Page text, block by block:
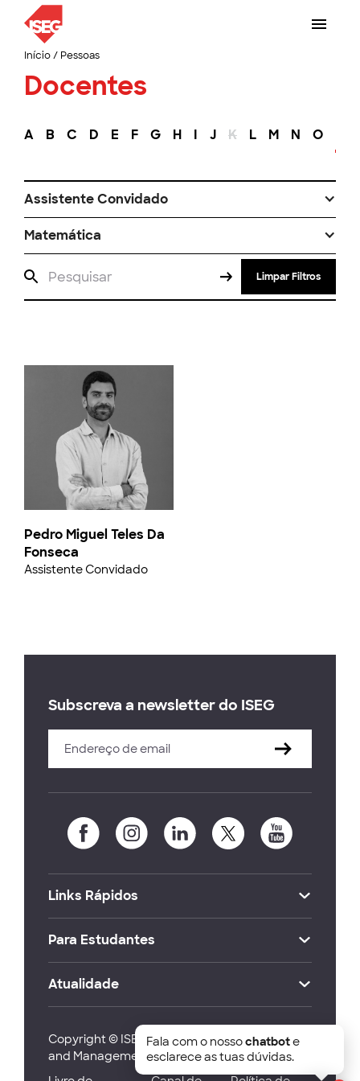
Início/ Pessoas
Docentes
A B C D E F G H I J K L M N O
Assistente Convidado
Matemática
Limpar Filtros
Pedro Miguel Teles Da
Fonseca
Assistente Convidado
Subscreva a newsletter do ISEG
Links Rápidos
Para Estudantes
Atualidade
Copyright © ISEG Lisbon School of Economics
and Management 2026
Fala com o nossochatbote
esclarece as tuas dúvidas.